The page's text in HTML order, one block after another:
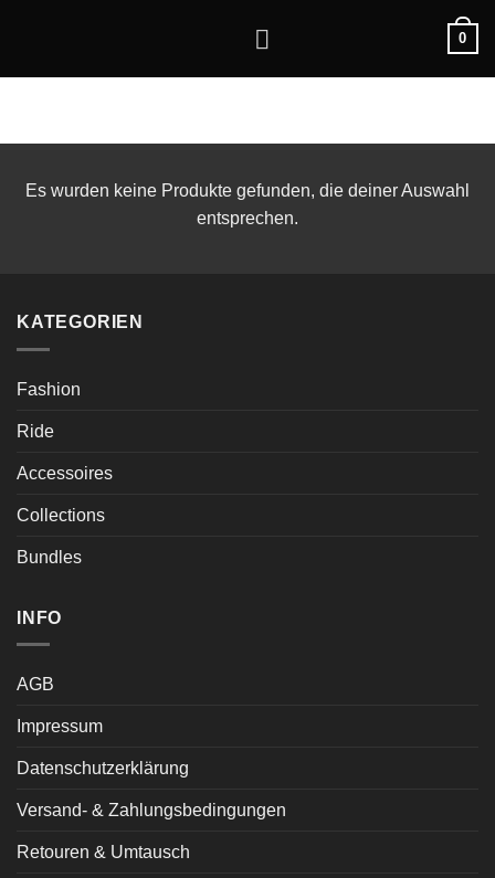
0
Es wurden keine Produkte gefunden, die deiner Auswahl
entsprechen.
KATEGORIEN
Fashion
Ride
Accessoires
Collections
Bundles
INFO
AGB
Impressum
Datenschutzerklärung
Versand- & Zahlungsbedingungen
Retouren & Umtausch